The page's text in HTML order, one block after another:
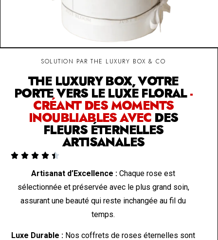
SOLUTION PAR THE LUXURY BOX & CO
THE LUXURY BOX, VOTRE
PORTE VERS LE LUXE FLORAL-
CRÉANT DES MOMENTS
INOUBLIABLES AVEC DES
FLEURS ÉTERNELLES
ARTISANALES
    
Artisanat d’Excellence : Chaque rose est
sélectionnée et préservée avec le plus grand soin,
assurant une beauté qui reste inchangée au fil du
temps.
Luxe Durable : Nos coffrets de roses éternelles sont